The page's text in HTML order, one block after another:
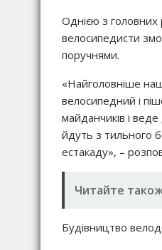
Однією з головних
велосипедисти
поручнями.
«Найголовніше
велосипедний і
майданчиків і
йдуть з тильного
естакаду», –
Читайте
Будівництво